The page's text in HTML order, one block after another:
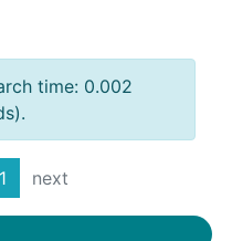
time: 0.002
1 next